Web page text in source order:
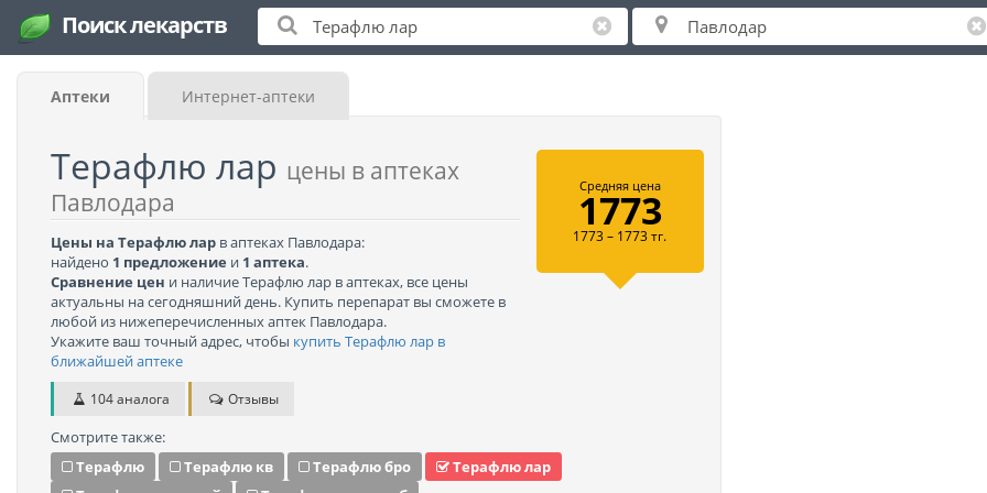
Поиск лекарств
Аптеки Интернет-аптеки
Терафлю лар цены в аптеках
Павлодара
Цены на Терафлю лар в аптеках Павлодара:
найдено 1 предложение и 1 аптека.
Сравнение цен и наличие Терафлю лар в аптеках, все цены
актуальны на сегодняшний день. Купить перепарат вы сможете в
любой из нижеперечисленных аптек Павлодара.
Укажите ваш точный адрес, чтобы купить Терафлю лар в
ближайшей аптеке
104 аналога Отзывы
Средняя цена
1773
1773 – 1773 тг.
Смотрите также:
Терафлю
Терафлю кв Терафлю бро
Терафлю лар